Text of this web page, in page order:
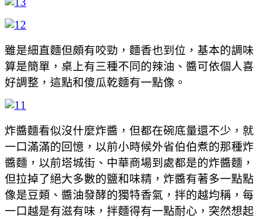
雖是細直麵但頗有咬勁，麵香也到位，基本的調味
算是簡單，桌上有三種不同的辣油、醬可依個人喜
好調整，這點和傻瓜乾麵有一點像。
炸醬麵看似沒什麼炸醬，但都在碗底量還不少，就
一口滿滿的回憶，以前小時候外省伯伯煮的那種炸
醬麵，以前塔城街、中華商場到處都是的炸醬麵，
但拉掉了絕大多數的鹽和味精，炸醬有著多一點點
像是豆類、醬油發酵的獨特香氣，拌的越均稱，每
一口越是有滋有味，拌麵得有一點耐心，突然想起